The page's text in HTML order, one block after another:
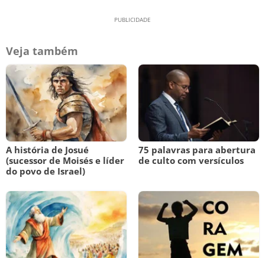
Veja também
A história de Josué
(sucessor de Moisés e líder
do povo de Israel)
75 palavras para abertura
de culto com versículos